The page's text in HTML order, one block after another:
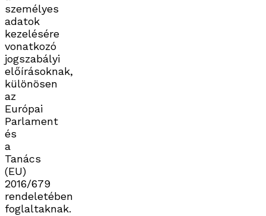
személyes
adatok
kezelésére
vonatkozó
jogszabályi
előírásoknak,
különösen
az
Európai
Parlament
és
a
Tanács
(EU)
2016/679
rendeletében
foglaltaknak.